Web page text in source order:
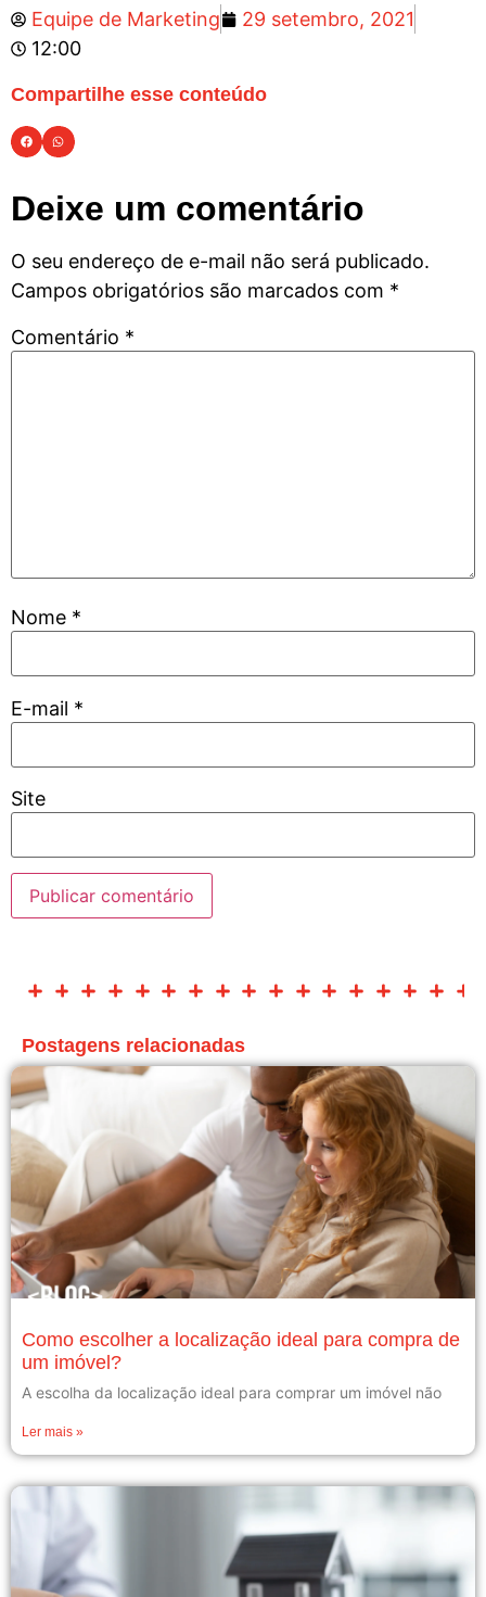
Equipe de Marketing
29 setembro, 2021
12:00
Compartilhe esse conteúdo
Deixe um comentário
O seu endereço de e-mail não será publicado.
Campos obrigatórios são marcados com *
Comentário *
Nome *
E-mail *
Site
Postagens relacionadas
Como escolher a localização ideal para compra de
um imóvel?
A escolha da localização ideal para comprar um imóvel não
Ler mais »